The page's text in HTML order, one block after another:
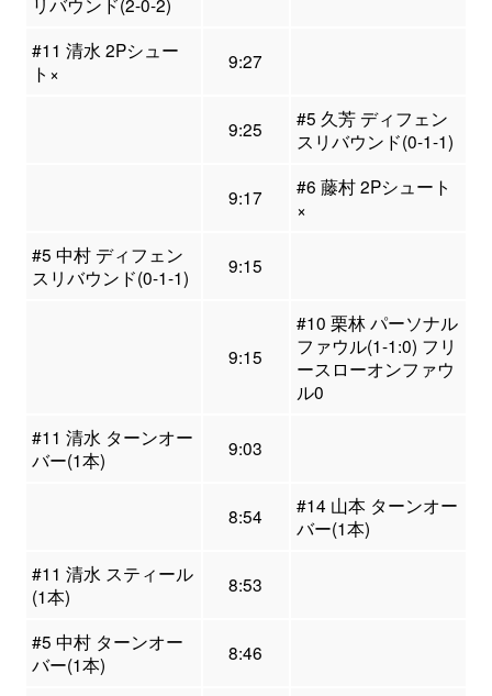
#11 清水 2Pシュー
ト×
9:27
9:25
#5 久芳 ディフェン
スリバウンド(0-1-1)
9:17
#6 藤村 2Pシュート
×
#5 中村 ディフェン
スリバウンド(0-1-1)
9:15
9:15
#10 栗林 パーソナル
ファウル(1-1:0) フリ
ースローオンファウ
ル0
#11 清水 ターンオー
バー(1本)
9:03
8:54
#14 山本 ターンオー
バー(1本)
#11 清水 スティール
(1本)
8:53
#5 中村 ターンオー
バー(1本)
8:46